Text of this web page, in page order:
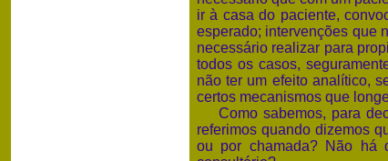
ir à casa do paciente,
esperado; intervenções que
necessário realizar para
todos os casos,
não ter um efeito analítico,
certos mecanismos que
Como sabemos, para
referimos quando dizemos
ou por chamada? Não há